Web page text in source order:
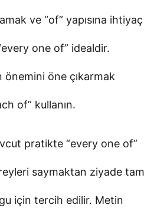
ve “of” yapısına ihtiyaç
one of” idealdir.
önemini öne çıkarmak
of” kullanın.
pratikte “every one of”
saymaktan ziyade tam
için tercih edilir. Metin